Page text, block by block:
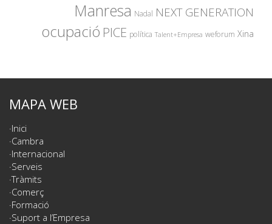
Manresa Nadal NEXT GENERATION
ocupació PICE política Talent+Empresa weforum Xina
MAPA WEB
Inici
Cambra
Internacional
Serveis
Tràmits
Comerç
Formació
Suport a l’Empresa